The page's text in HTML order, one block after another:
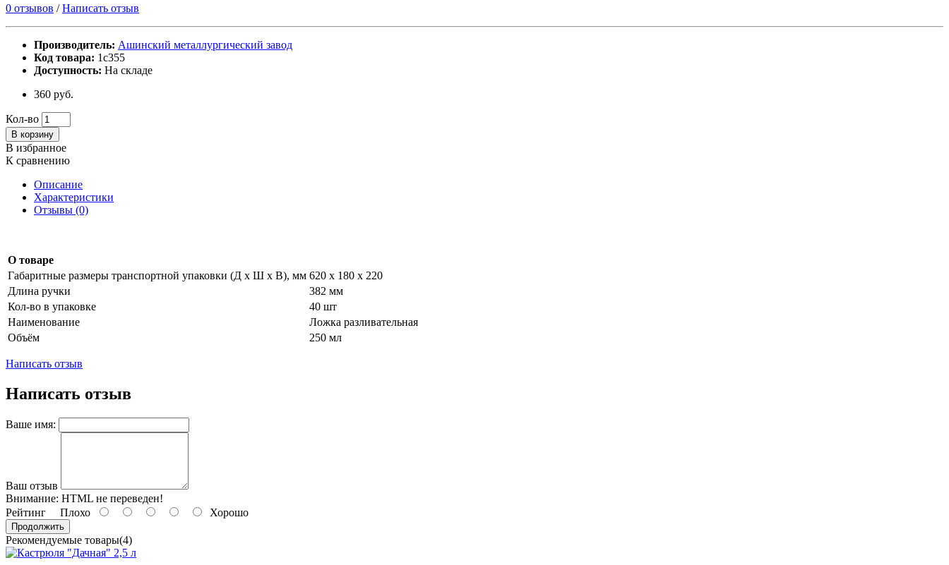
0 отзывов /Написать отзыв
Производитель: Ашинский металлургический завод
Код товара: 1с355
Доступность: На складе
360 руб.
Кол-во
В корзину
В избранное
К сравнению
Описание
Характеристики
Отзывы (0)
О товаре
Габаритные размеры транспортной упаковки (Д х Ш х В), мм 620 х 180 х 220
Длина ручки
382 мм
Кол-во в упаковке
40 шт
Наименование
Ложка разливательная
Объём
250 мл
Написать отзыв
Написать отзыв
Ваше имя:
Ваш отзыв
Внимание: HTML не переведен!
Рейтинг Плохо Хорошо
Продолжить
Рекомендуемые товары(4)